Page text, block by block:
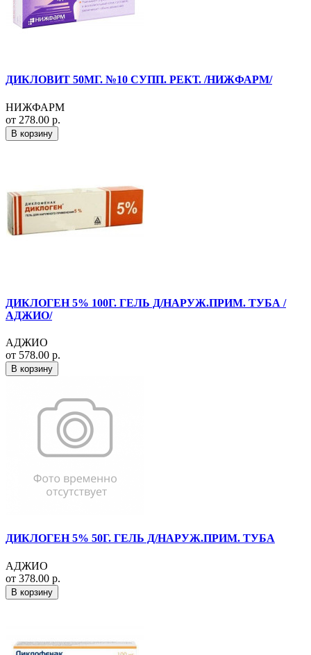
ДИКЛОВИТ 50МГ. №10 СУПП. РЕКТ. /НИЖФАРМ/
НИЖФАРМ
от 278.00 р.
В корзину
ДИКЛОГЕН 5% 100Г. ГЕЛЬ Д/НАРУЖ.ПРИМ. ТУБА /
АДЖИО/
АДЖИО
от 578.00 р.
В корзину
ДИКЛОГЕН 5% 50Г. ГЕЛЬ Д/НАРУЖ.ПРИМ. ТУБА
АДЖИО
от 378.00 р.
В корзину